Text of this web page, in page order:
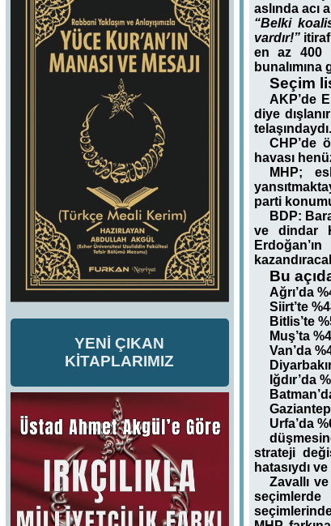
YENİ ÇIKAN
KİTAPLARIMIZ
aslında acı
“Belki
vardır!”
en az 400
bunalımına
Seçim
AKP’de
diye
telaşındaydı.
CHP’de
havası
MHP;
parti
BDP:
ve dindar
Bu
Ağrı’da
Siirt’te
Bitlis’te
Muş’ta
Van’da
Iğdır’da
Urfa’da
strateji
hatasıydı
Zavallı